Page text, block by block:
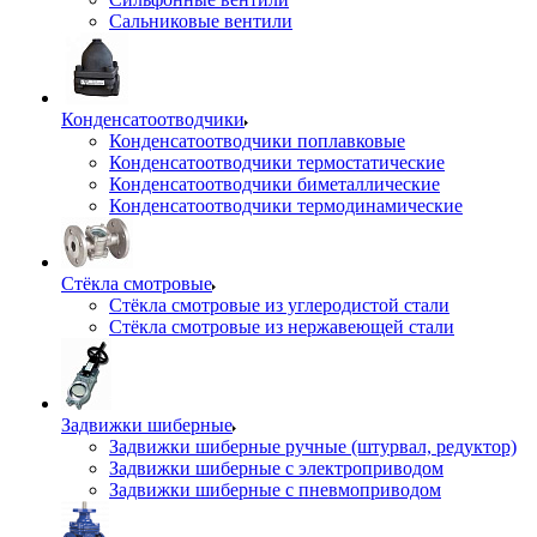
Сальниковые вентили
Конденсатоотводчики
Конденсатоотводчики поплавковые
Конденсатоотводчики термостатические
Конденсатоотводчики биметаллические
Конденсатоотводчики термодинамические
Стёкла смотровые
Стёкла смотровые из углеродистой стали
Стёкла смотровые из нержавеющей стали
Задвижки шиберные
Задвижки шиберные ручные (штурвал, редуктор)
Задвижки шиберные с электроприводом
Задвижки шиберные с пневмоприводом